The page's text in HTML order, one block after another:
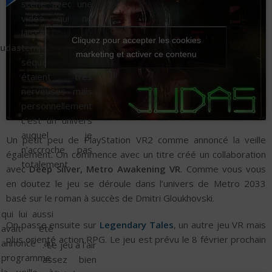
scène avec une
vidéo qui ne
laisse pas de
temps mort. Les
séquences
étaient très
nerveuses mais
personnellement
c’est un univers
auquel je
n’accroche pas
totalement.
Cliquez pour accepter les cookies
marketing et activer ce contenu
Un petit peu de PlayStation VR2 comme annoncé la veille
également. On commence avec un titre créé un collaboration
avecDeep Silver, Metro Awakening VR. Comme vous vous
en doutez le jeu se déroule dans l’univers de Metro 2033
basé sur le roman à succès de Dmitri Gloukhovski.
On passe ensuite sur Legendary Tales, un autre jeu VR mais
plus orienté action RPG. Le jeu est prévu le 8 février prochain
.
. Le jeu a l’air
assez bien
qui lui aussi
avait été
annoncé au
programme